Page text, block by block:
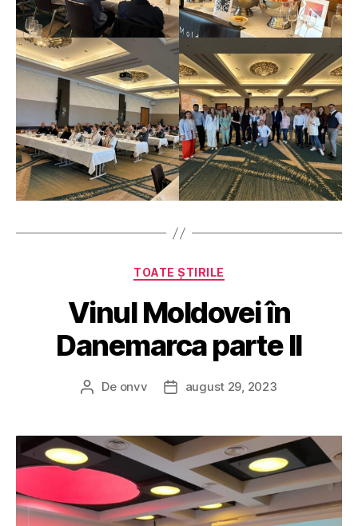
Categorii
TOATE ȘTIRILE
Vinul Moldovei în
Danemarca parte II
Autor
De onvv
Datăaugust 29, 2023